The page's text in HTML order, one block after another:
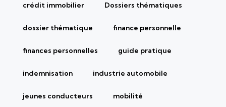
crédit immobilier Dossiers thématiques
dossier thématique finance personnelle
finances personnelles guide pratique
indemnisation industrie automobile
jeunes conducteurs mobilité